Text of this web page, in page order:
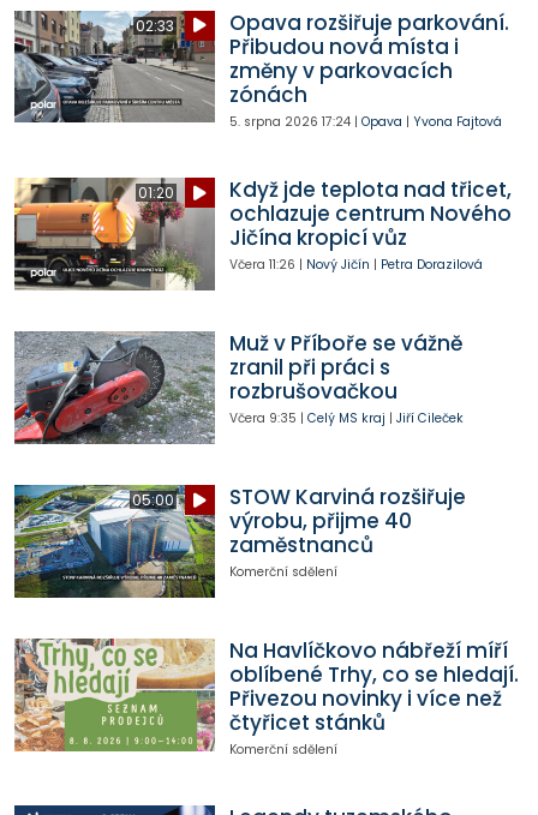
02:33
Opava rozšiřuje parkování.
Přibudou nová místa i
změny v parkovacích
zónách
5. srpna 2026 17:24| Opava | Yvona Fajtová
01:20
Když jde teplota nad třicet,
ochlazuje centrum Nového
Jičína kropicí vůz
Včera 11:26 | Nový Jičín | Petra Dorazilová
Muž v Příboře se vážně
zranil při práci s
rozbrušovačkou
Včera 9:35 | Celý MS kraj | Jiří Cileček
05:00
STOW Karviná rozšiřuje
výrobu, přijme 40
zaměstnanců
Komerční sdělení
Na Havlíčkovo nábřeží míří
oblíbené Trhy, co se hledají.
Přivezou novinky i více než
čtyřicet stánků
Komerční sdělení